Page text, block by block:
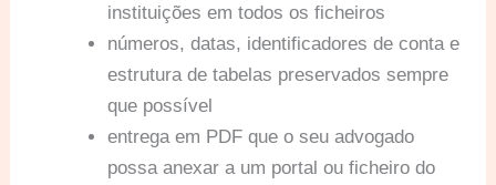
instituições em todos os ficheiros
números, datas, identificadores de conta e
estrutura de tabelas preservados sempre
que possível
entrega em PDF que o seu advogado
possa anexar a um portal ou ficheiro do